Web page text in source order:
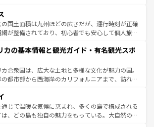
してほしい。
好きな人にはぜひ体験してほしい。 なお、新着の
情報はコンテンツ一覧を参照してほしい。
とに異なる魅力がある。また、優雅なアフタヌーン
、ビール好きにはたまらない英国パブ、サッカー観
、本場だからこそできる体験も豊富。イギリスを旅
覧を参照してほしい。
の国土面積は九州ほどの広さだが、運行時刻が正確
網が整備されており、初心者でも安心して個人旅行
そのまま残る町や、スイスならではのユニークな
もあり、アルプス観光だけでなく町歩きも満喫する
きる。国民の所得が高いため物価も高いが、旅行
の交通パス提供のサービスもあり、うまく活用すれ
ス情報は
カの基本情報と観光ガイド・有名観光スポ
合衆国は、広大な土地と多様な文化が魅力の国。
の都市部から西海岸のカリフォルニアまで、訪れる
巨大都市は、観光、ショッピング、エンターテイ
トが詰まった刺激的なスポットだ。一方、アメリカ
は大自然が広がり、グランドキャニオンやイエロー
通じて温暖な気候に恵まれ、多くの島で構成される
は、どの島も独自の魅力をもっている。大自然の神